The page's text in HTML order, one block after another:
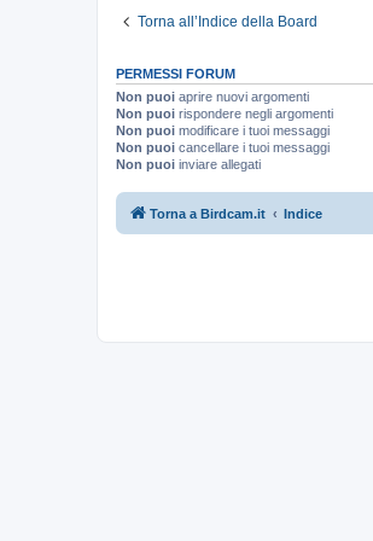
Torna all’Indice della Board
PERMESSI FORUM
Non puoi aprire nuovi argomenti
Non puoi rispondere negli argomenti
Non puoi modificare i tuoi messaggi
Non puoi cancellare i tuoi messaggi
Non puoi inviare allegati
Torna a Birdcam.it Indice